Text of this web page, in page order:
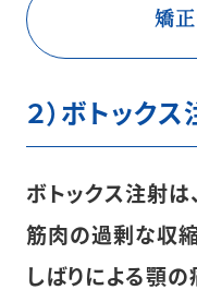
矯
２）ボトック
ボトックス注射は
筋肉の過剰な収
しばりによる顎